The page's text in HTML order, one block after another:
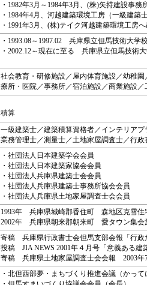
・1982年3月～1984年3月、(株)矢持建設事務
・1984年4月、河越建築環境工房（一級建
・1991年3月、(株)テイク河越建築環境工
・1993.08～1997.02 兵庫県立但馬技術大
・2002.12～現在に至る 兵庫県立但馬技術
社会教育・研修施設／屋内体育施設／幼稚
療所・医院／事務所／宿泊施設／商業施設
積算
一級建築士／建築積算資格者／インテリア
業務管理士／測量士／土地家屋調査士／行政
・社団法人日本建築学会会員 ・社
・社団法人日本建築家協会会員 ・社
・社団法人兵庫県建築士会会員 ・兵
・社団法人兵庫県建築士事務所協会会員
・社団法人兵庫県土地家屋調査士会会員
1993年 兵庫県城崎郡香住町 森地区克雪住
2002年 兵庫県朝来郡朝来町 愛タウン集会
寄稿 兵庫県行政書士会但馬支部会報「行政
投稿 JIA NEWS 2001年４月号「意義ある建
寄稿 兵庫県土地家屋調査士会会報 2003年
・北但西部夢・まちづくり推進会議（かっ